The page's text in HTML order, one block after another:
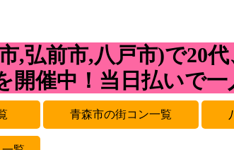
,弘前市,八戸市)で20
開催中！当日払いで
青森市の街コン一覧